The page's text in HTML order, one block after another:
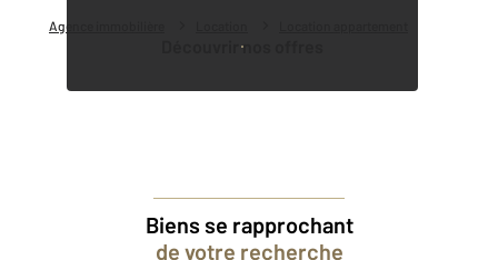
Agence immobilière
Découvrir nos offres
Biens se rapprochant
de votre recherche